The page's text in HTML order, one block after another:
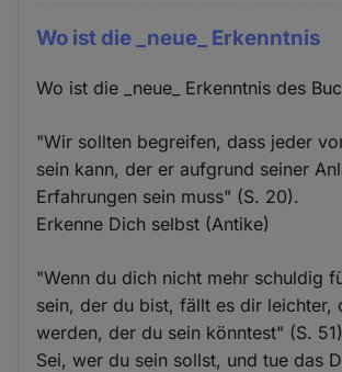
Wo ist die _neue_ Erkenntnis
Wo ist die _neue_ Erkenntnis des
"Wir sollten begreifen, dass jeder
sein kann, der er aufgrund seiner
Erfahrungen sein muss" (S. 20).
Erkenne Dich selbst (Antike)
"Wenn du dich nicht mehr schuldig
sein, der du bist, fällt es dir leichter,
werden, der du sein könntest" (S.
Sei, wer du sein sollst, und tue das